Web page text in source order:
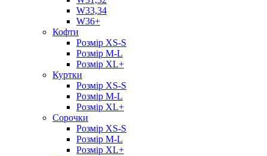
W33,34
W36+
Кофти
Розмір XS-S
Розмір M-L
Розмір XL+
Куртки
Розмір XS-S
Розмір M-L
Розмір XL+
Сорочки
Розмір XS-S
Розмір M-L
Розмір XL+